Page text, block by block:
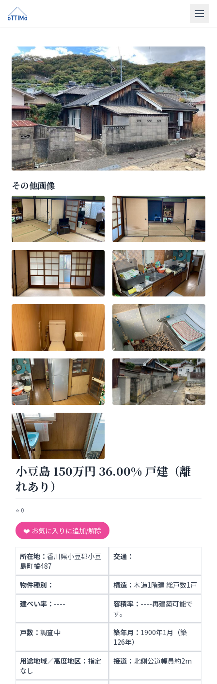
売買仲介
販売物件
買取
リフォーム
会社概要
LINE相談
その他画像
小豆島 150万円 36.00% 戸建（離
れあり）
⭐ 0
❤️ お気に入りに追加/解除
所在地： 香川県小豆郡小豆
島町橘487
交通：
物件種別： 構造： 木造1階建 総戸数1戸
建ぺい率： ---- 容積率： ----再建築可能で
す。
戸数： 調査中 築年月： 1900年1月（築
126年）
用途地域／高度地区： 指定
なし
接道： 北側公道幅員約2m